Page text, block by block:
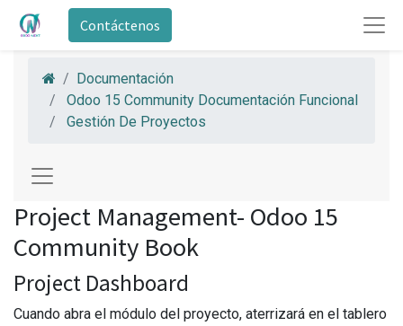
Contáctenos
Documentación
Odoo 15 Community Documentación Funcional
Gestión De Proyectos
Project Management- Odoo 15
Community Book
Project Dashboard
Cuando abra el módulo del proyecto, aterrizará en el tablero